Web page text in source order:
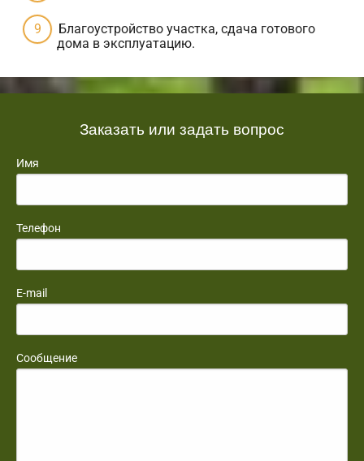
Благоустройство участка, сдача готового
дома в эксплуатацию.
Заказать или задать вопрос
Имя
Телефон
E-mail
Сообщение